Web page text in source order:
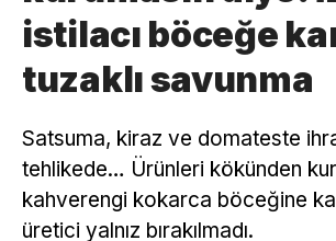
istilacı böceğe
tuzaklı savunma
Satsuma, kiraz ve domateste
tehlikede… Ürünleri kökünden
kahverengi kokarca böceğine
üretici yalnız bırakılmadı.